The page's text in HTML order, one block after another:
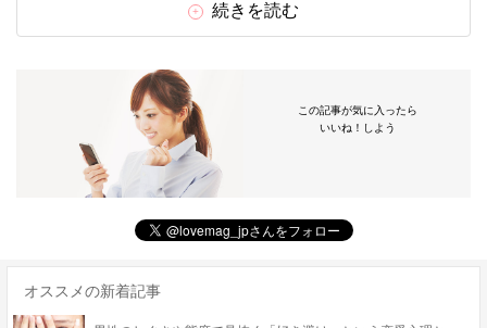
続きを読む
この記事が気に入ったら
いいね！しよう
オススメの新着記事